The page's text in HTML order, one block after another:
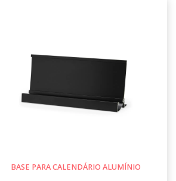
BASE PARA CALENDÁRIO ALUMÍNIO